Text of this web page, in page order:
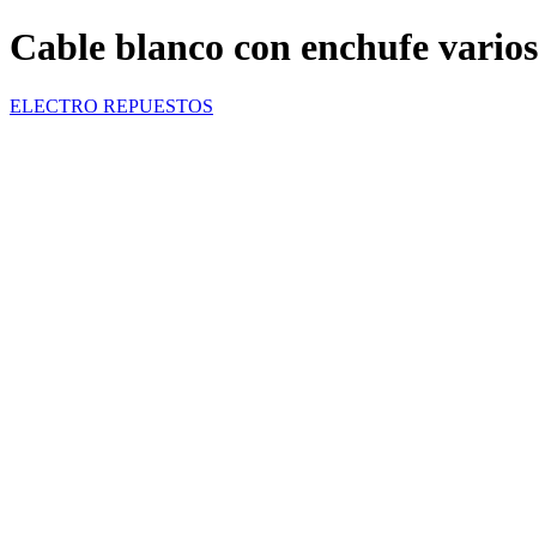
Cable blanco con enchufe varios
ELECTRO REPUESTOS